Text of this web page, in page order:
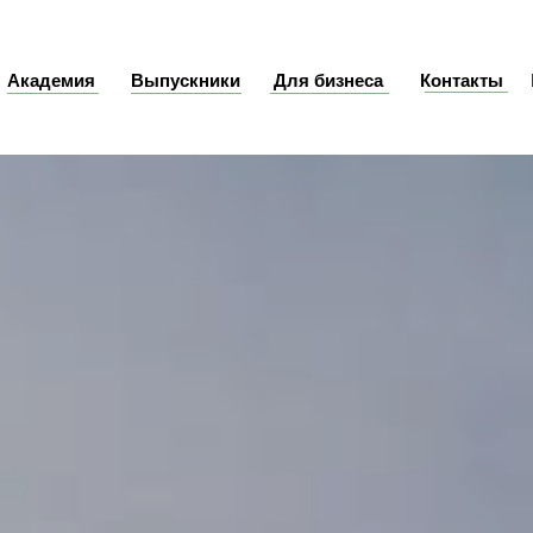
Академия Для бизнеса
Выпускники Контакты
Академия Для бизнеса
Выпускники Контакты